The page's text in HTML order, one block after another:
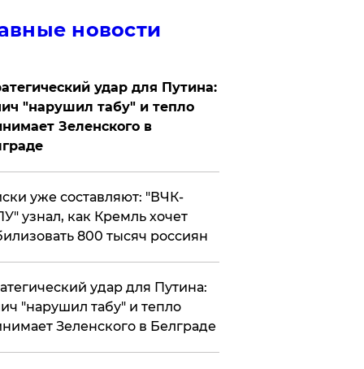
новости
удар для Путина:
"нарушил табу" и тепло
Зеленского в
уже составляют: "ВЧК-
узнал, как Кремль хочет
800 тысяч россиян
удар для Путина:
"нарушил табу" и тепло
Зеленского в Белграде